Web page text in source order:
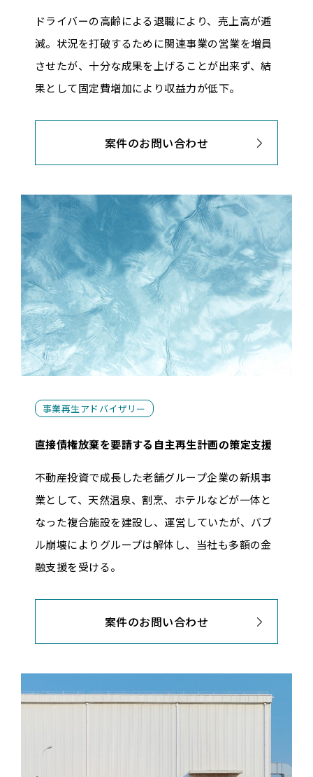
ドライバーの高齢による退職により、売上高が逓
減。状況を打破するために関連事業の営業を増員
させたが、十分な成果を上げることが出来ず、結
果として固定費増加により収益力が低下。
案件のお問い合わせ
事業再生アドバイザリー
直接債権放棄を要請する自主再生計画の策定支援
不動産投資で成長した老舗グループ企業の新規事
業として、天然温泉、割烹、ホテルなどが一体と
なった複合施設を建設し、運営していたが、バブ
ル崩壊によりグループは解体し、当社も多額の金
融支援を受ける。
案件のお問い合わせ